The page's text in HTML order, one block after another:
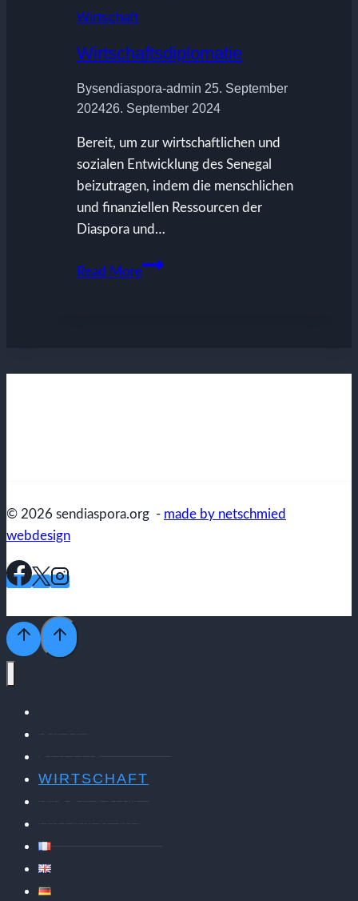
Wirtschaft
Wirtschaftsdiplomatie
Bysendiaspora-admin 25. September
202426. September 2024
Bereit, um zur wirtschaftlichen und
sozialen Entwicklung des Senegal
beizutragen, indem die menschlichen
und finanziellen Ressourcen der
Diaspora und…
Read More
Wirtschaftsdiplomatie
© 2026 sendiaspora.org - made by netschmied
webdesign
WIRTSCHAFT